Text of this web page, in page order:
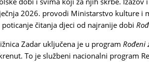
2026. provodi Ministarstvo kulture i
čitanja djeci od najranije dobi
Zadar uključena je u program Rođeni
To je službeni nacionalni program